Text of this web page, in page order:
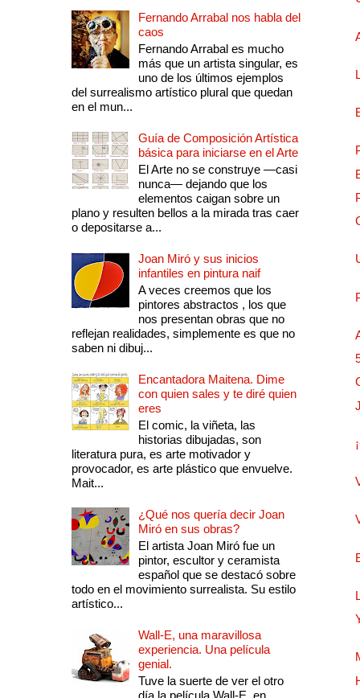
Fernando Arrabal nos habla del
caos
Fernando Arrabal es mucho
más que un artista singular, es
uno de los últimos ejemplos
del surrealismo artístico plural que quedan
en el mun...
Guía de Composición Artística
básica para iniciarse en el Arte
El Arte no se construye —casi
nunca— dejando que los
elementos caigan sobre un
plano y resulten bellos a la mirada tras caer
o depositarse a...
Joan Miró y sus inicios
infantiles en pintura naif
A veces creemos que los
pintores abstractos , los que
nos presentan obras que no
reflejan realidades, simplemente es que no
saben ni dibuj...
Encantadora Maitena. Dime
con quien sales y te diré quien
eres
El comic, la viñeta, las
historias dibujadas, son
literatura pura, es arte motivador y
provocador, es arte plástico que envuelve.
Mait...
¿Qué nos quería decir Joan
Miró en sus obras?
El artista Joan Miró fue un
pintor, escultor y ceramista
español que se destacó sobre
todo en el movimiento surrealista. Su estilo
artístico...
Wall-E, una maravillosa
experiencia. Una película
genial.
Tuve la suerte de ver el otro
día la película Wall-E, en